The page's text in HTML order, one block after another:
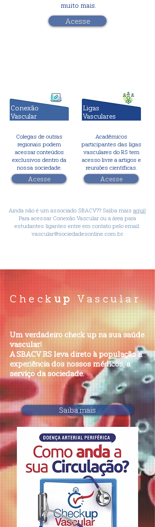
muito mais.
Acesse
Conexão
Vascular
Colegas de outras
regionais podem
acessar conteúdos
exclusivos dentro da
nossa sociedade.
Acesse
Ligas
Vasculares
Acadêmicos
participantes das ligas
vasculares do RS tem
acesso livre a artigos e
reuniões científicas.
Acesse
Ainda não é um associado SBACV?? Saiba mais aqui!
Para acessar Conexão Vascular ou a área para
estudantes ligantes entre em contato pelo email:
vascular@sociedadesonline.com.br
CheckupVascular
Um verdadeiro check up na sua saúde
vascular!
A SBACV RS leva direto à população a
experiência dos nossos médicos, a
serviço da sociedade.
Saiba mais